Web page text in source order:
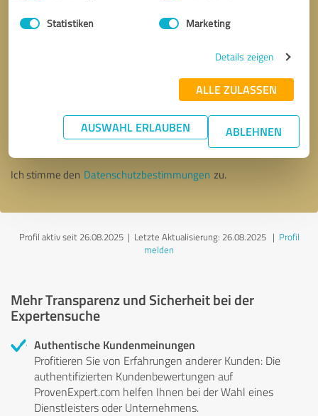
Statistiken Marketing
Details zeigen
ALLE ZULASSEN
AUSWAHL ERLAUBEN ABLEHNEN
* Erforderliche Angaben
Nachricht senden
Ich stimme den Datenschutzbestimmungen zu.
Profil aktiv seit 26.08.2025 | Letzte Aktualisierung: 26.08.2025| Profil
melden
Mehr Transparenz und Sicherheit bei der
Expertensuche
Authentische Kundenmeinungen
Profitieren Sie von Erfahrungen anderer Kunden: Die
authentifizierten Kundenbewertungen auf
ProvenExpert.com helfen Ihnen bei der Wahl eines
Dienstleisters oder Unternehmens.